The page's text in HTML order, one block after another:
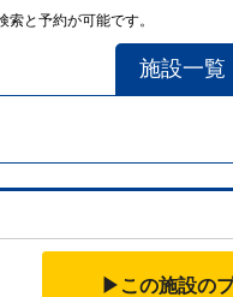
と予約が可能です。
施設一覧
▶この施設の